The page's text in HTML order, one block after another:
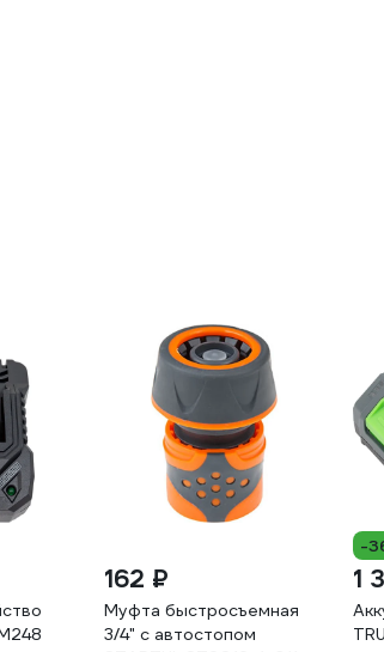
162 ₽
Муфта быстросъемная
3/4" с автостопом
-
1